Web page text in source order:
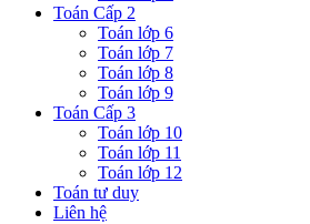
Toán Cấp 2
Toán lớp 6
Toán lớp 7
Toán lớp 8
Toán lớp 9
Toán Cấp 3
Toán lớp 10
Toán lớp 11
Toán lớp 12
Toán tư duy
Liên hệ